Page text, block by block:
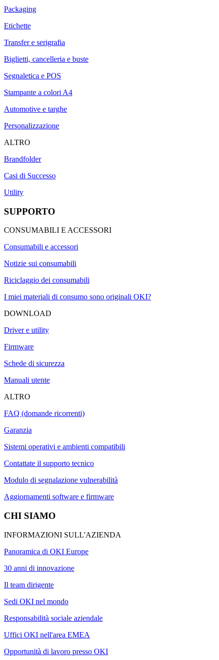
Packaging
Etichette
Transfer e serigrafia
Biglietti, cancelleria e buste
Segnaletica e POS
Stampante a colori A4
Automotive e targhe
Personalizzazione
ALTRO
Brandfolder
Casi di Successo
Utility
SUPPORTO
CONSUMABILI E ACCESSORI
Consumabili e accessori
Notizie sui consumabili
Riciclaggio dei consumabili
I miei materiali di consumo sono originali OKI?
DOWNLOAD
Driver e utility
Firmware
Schede di sicurezza
Manuali utente
ALTRO
FAQ (domande ricorrenti)
Garanzia
Sistemi operativi e ambienti compatibili
Contattate il supporto tecnico
Modulo di segnalazione vulnerabilità
Aggiornamenti software e firmware
CHI SIAMO
INFORMAZIONI SULL'AZIENDA
Panoramica di OKI Europe
30 anni di innovazione
Il team dirigente
Sedi OKI nel mondo
Responsabilità sociale aziendale
Uffici OKI nell'area EMEA
Opportunità di lavoro presso OKI